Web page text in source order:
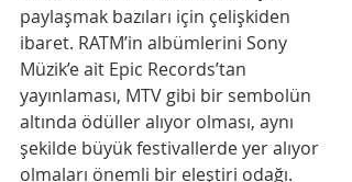
paylaşmak bazıları için çelişkiden
ibaret. RATM’in albümlerini Sony
Müzik’e ait Epic Records’tan
yayınlaması, MTV gibi bir sembolün
altında ödüller alıyor olması, aynı
şekilde büyük festivallerde yer alıyor
olmaları önemli bir eleştiri odağı.